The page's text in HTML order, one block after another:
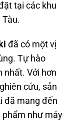
tại các khu
Tàu.
đã có một vị
Tự hào
nhất. Với hơn
cứu, sản
đã mang đến
phẩm như máy